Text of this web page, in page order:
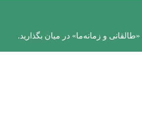
و زمانه‌ما» در میان بگذارید.